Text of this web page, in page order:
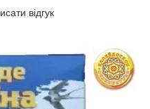
відгук